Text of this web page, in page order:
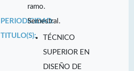
ramo.
PERIODICIDAD:
Semestral.
TITULO(S):
TÉCNICO
SUPERIOR EN
DISEÑO DE